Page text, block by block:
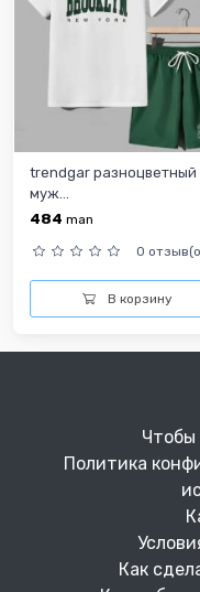
trendgar разноцветный
муж...
484 man
0
В корзину
Чтобы
Политика
Как